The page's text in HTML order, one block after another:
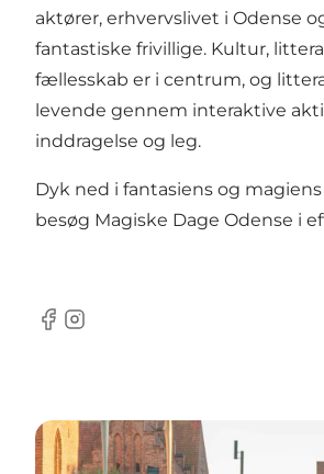
aktører, erhvervslivet i Odense
fantastiske frivillige. Kultur,
fællesskab er i centrum, og
levende gennem interaktive
inddragelse og leg.
Dyk ned i fantasiens og
besøg Magiske Dage Odense i
Facebook
Instagram